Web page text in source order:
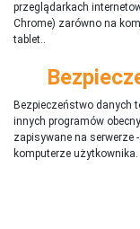
przeglądarkach
Chrome) zarówno na
tablet..
Bezpieczeństwo danych
innych programów
zapisywane na serwerze
komputerze użytkownika.